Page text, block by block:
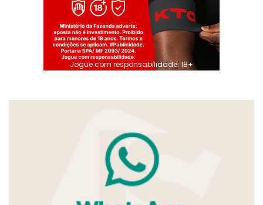
Jogue com responsabilidade. 18+